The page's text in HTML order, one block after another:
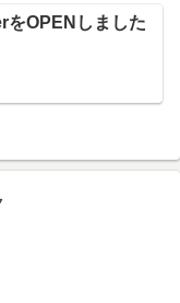
をOPENしました